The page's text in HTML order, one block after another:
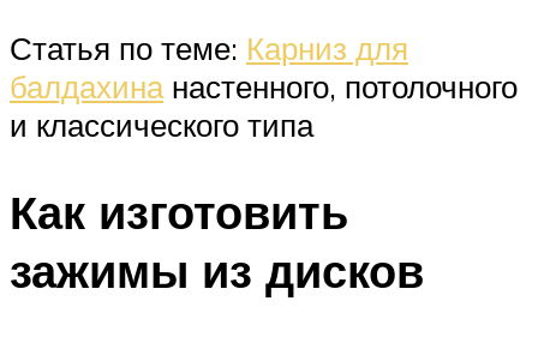
Статья по теме: Карниз для
балдахинанастенного, потолочного
и классического типа
Как изготовить
зажимы из дисков